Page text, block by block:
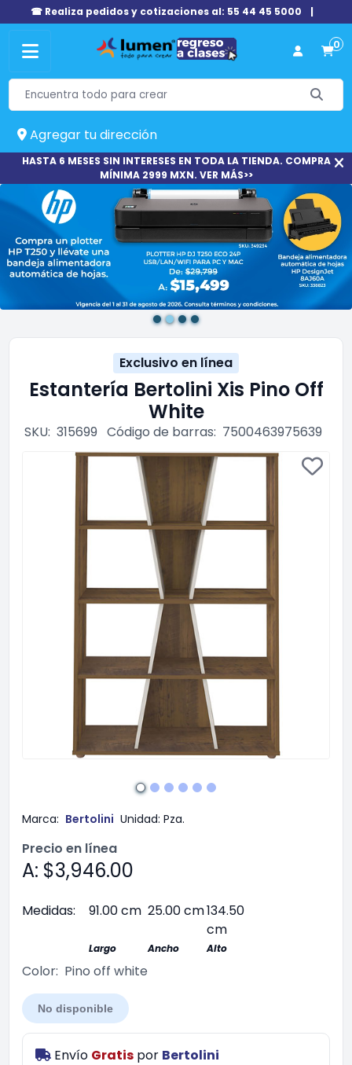
☎ Realiza pedidos y cotizaciones al: 55 44 45 5000 |
0
Agregar tu dirección
HASTA 6 MESES SIN INTERESES EN TODA LA TIENDA. COMPRA
MÍNIMA 2999 MXN. VER MÁS>>
Exclusivo en línea
Estantería Bertolini Xis Pino Off
White
SKU: 315699 Código de barras: 7500463975639
Marca: Bertolini Unidad: Pza.
Precio en línea
A: $3,946.00
Medidas: 91.00 cm 25.00 cm134.50
cm
Largo Ancho Alto
Color: Pino off white
No disponible
Envío Gratis por Bertolini